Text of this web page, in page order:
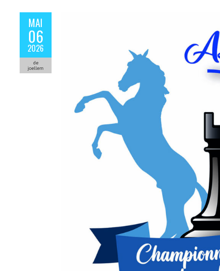
MAI
06
2026
de
joellem